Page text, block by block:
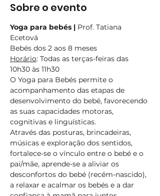
Sobre o evento
Yoga para bebés | Prof. Tatiana
Ecetová
Bebés dos 2 aos 8 meses
Horário: Todas as terças-feiras das
10h30 às 11h30
O Yoga para Bebés permite o
acompanhamento das etapas de
desenvolvimento do bebé, favorecendo
as suas capacidades motoras,
cognitivas e linguísticas.
Através das posturas, brincadeiras,
músicas e exploração dos sentidos,
fortalece-se o vínculo entre o bebé e o
pai/mãe, aprende-se a aliviar os
desconfortos do bebé (recém-nascido),
a relaxar e acalmar os bebés e a dar